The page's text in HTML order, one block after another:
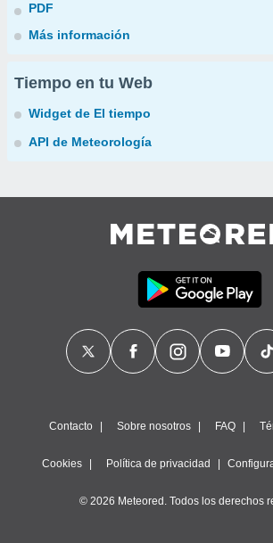
PDF
Más información
Tiempo en tu Web
Widget de El tiempo
API de Meteorología
Contacto Sobre nosotros FAQ
Cookies Política de privacidad
© 2026 Meteored. Todos los derechos